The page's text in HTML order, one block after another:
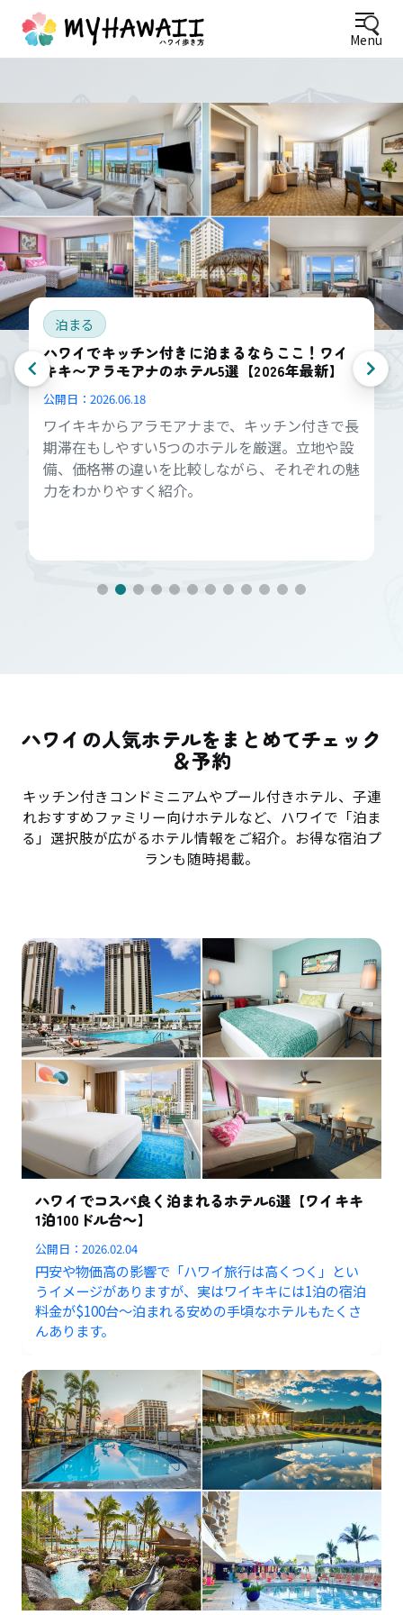
Menu
泊まる
ハワイでキッチン付きに泊まるならここ！ワイ
キキ〜アラモアナのホテル5選【2026年最新】
公開日： 2026.06.18
ワイキキからアラモアナまで、キッチン付きで長
期滞在もしやすい5つのホテルを厳選。立地や設
備、価格帯の違いを比較しながら、それぞれの魅
力をわかりやすく紹介。
ハワイの人気ホテルをまとめてチェック
＆予約
キッチン付きコンドミニアムやプール付きホテル、子連
れおすすめファミリー向けホテルなど、ハワイで「泊ま
る」選択肢が広がるホテル情報をご紹介。お得な宿泊プ
ランも随時掲載。
ハワイでコスパ良く泊まれるホテル6選【ワイキキ
1泊100ドル台～】
公開日：2026.02.04
円安や物価高の影響で「ハワイ旅行は高くつく」とい
うイメージがありますが、実はワイキキには1泊の宿泊
料金が$100台〜泊まれる安めの手頃なホテルもたくさ
んあります。